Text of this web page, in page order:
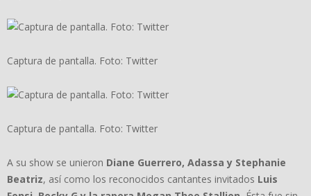
Captura de pantalla. Foto: Twitter
Captura de pantalla. Foto: Twitter
A su show se unieron Diane Guerrero, Adassa y Stephanie
Beatriz, así como los reconocidos cantantes invitados Luis